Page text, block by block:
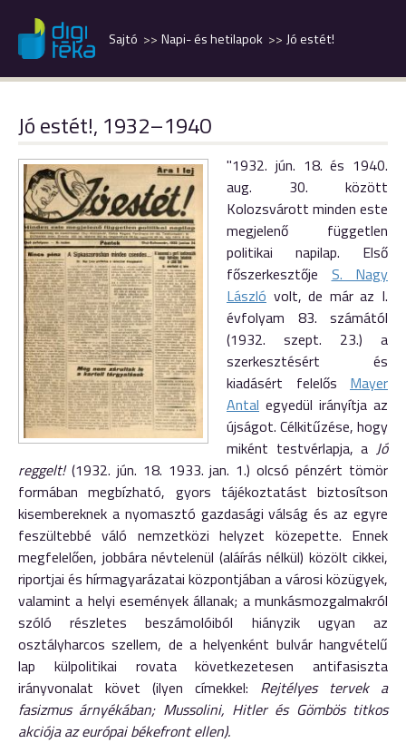
Jó estét!
Napi- és hetilapok
Sajtó
Jó estét!, 1932–1940
"1932. jún. 18. és 1940.
aug. 30. között
Kolozsvárott minden este
megjelenő független
politikai napilap. Első
főszerkesztője S. Nagy
László volt, de már az I.
évfolyam 83. számától
(1932. szept. 23.) a
szerkesztésért és
kiadásért felelős Mayer
Antal egyedül irányítja az
újságot. Célkitűzése, hogy
miként testvérlapja, a Jó
reggelt!(1932. jún. 18. 1933. jan. 1.) olcsó pénzért tömör
formában megbízható, gyors tájékoztatást biztosítson
kisembereknek a nyomasztó gazdasági válság és az egyre
feszültebbé váló nemzetközi helyzet közepette. Ennek
megfelelően, jobbára névtelenül (aláírás nélkül) közölt cikkei,
riportjai és hírmagyarázatai központjában a városi közügyek,
valamint a helyi események állanak; a munkásmozgalmakról
szóló részletes beszámolóiból hiányzik ugyan az
osztályharcos szellem, de a helyenként bulvár hangvételű
lap külpolitikai rovata következetesen antifasiszta
irányvonalat követ (ilyen címekkel: Rejtélyes tervek a
fasizmus árnyékában; Mussolini, Hitler és Gömbös titkos
akciója az európai békefront ellen).